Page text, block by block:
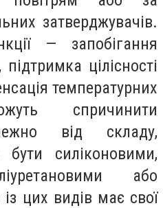
затверджувачів.
— запобігання
цілісності
температурних
спричинити
від складу,
силіконовими,
або
цих видів має свої